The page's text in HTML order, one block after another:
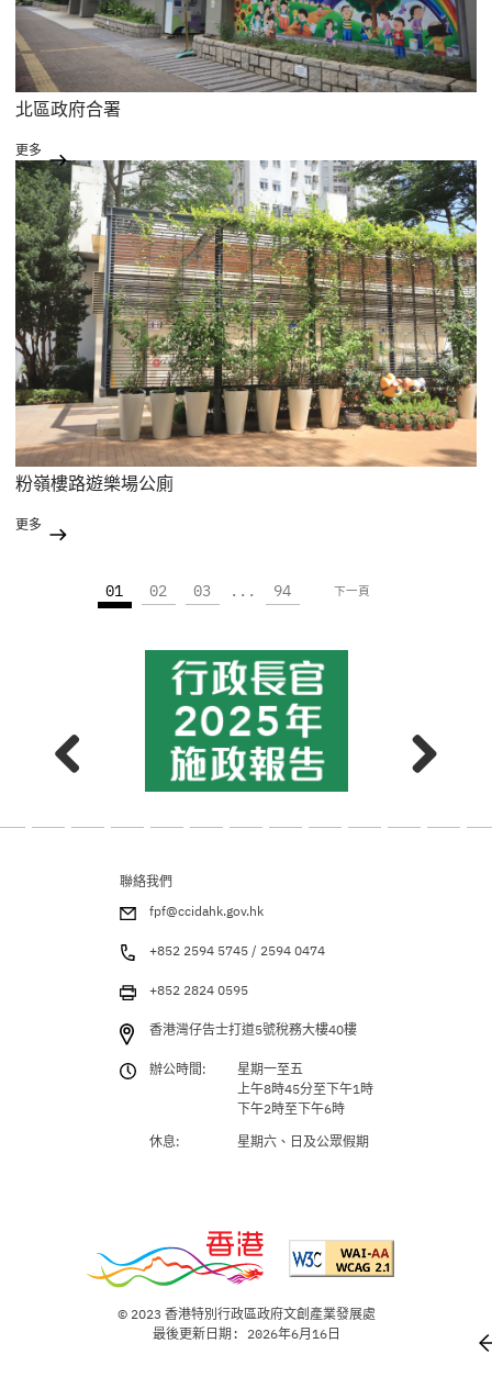
北區政府合署
更多
粉嶺樓路遊樂場公廁
更多
01 02 03 ... 94 下一頁
聯絡我們
fpf@ccidahk.gov.hk
+852 2594 5745 / 2594 0474
+852 2824 0595
香港灣仔告士打道5號稅務大樓40樓
辦公時間:
星期一至五
上午8時45分至下午1時
下午2時至下午6時
休息:
星期六、日及公眾假期
© 2023 香港特別行政區政府文創產業發展處
最後更新日期: 2026年6月16日